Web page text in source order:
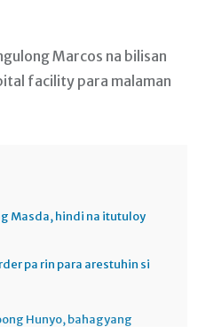
Marcos na bilisan
facility para malaman
Masda, hindi na itutuloy
pa rin para arestuhin si
Hunyo, bahagyang